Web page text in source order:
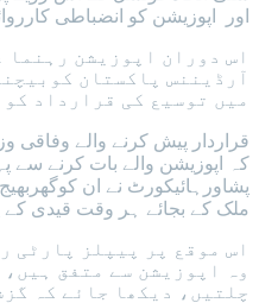
اور اپوزیشن کو انضباطی
اس دوران اپوزیشن رہنما
آرڈیننس پاکستان
میں توسیع کی قرارداد کو
قراردار پیش کرنے والے وفاقی
کہ اپوزیشن والے بات کرنے سے
پشاورہائیکورٹ نے ان
ملک کے بجائے ہر وقت قیدی کے
اس موقع پر پیپلز پارٹی
وہ اپوزیشن سے متفق
چلتیں، دیکھا جائے کہ